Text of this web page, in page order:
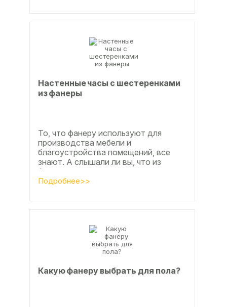
Настенные часы с шестеренками
из фанеры
То, что фанеру используют для
производства мебели и
благоустройства помещений, все
знают. А слышали ли вы, что из
фанеры делают красивые ажурные
часы? Удивительно, но факт.
Подробнее>>
Какую фанеру выбрать для пола?